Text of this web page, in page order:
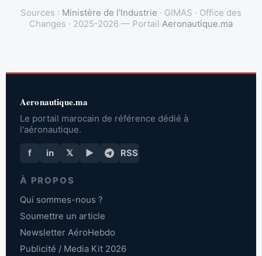
Sources : Ministère de l'Industrie · GIMAS · Office des
Changes · 2025-2026 — Portail Aeronautique.ma
Aeronautique.ma
Le portail marocain de référence dédié à
l'aéronautique.
f in 𝕏 ▶ RSS
À PROPOS
Qui sommes-nous ?
Soumettre un article
Newsletter AéroHebdo
Publicité / Media Kit 2026